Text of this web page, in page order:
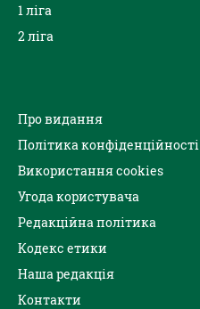
1 ліга
2 ліга
Про видання
Політика конфіденційності
Використання cookies
Угода користувача
Редакційна політика
Кодекс етики
Наша редакція
Контакти